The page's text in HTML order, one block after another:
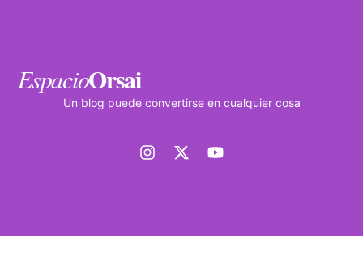
EspacioOrsai
Un blog puede convertirse en cualquier cosa